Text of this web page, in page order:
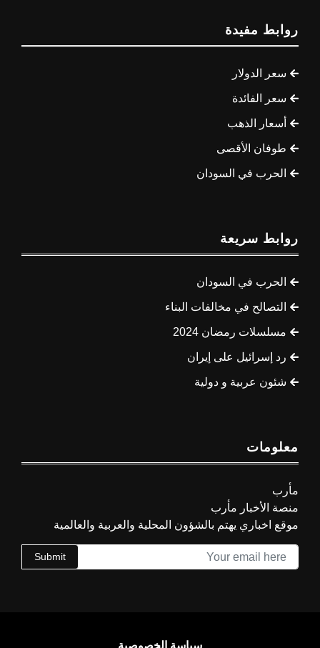
روابط مفيدة
سعر الدولار
سعر الفائدة
أسعار الذهب
طوفان الأقصى
الحرب في السودان
روابط سريعة
الحرب في السودان
التصالح في مخالفات البناء
مسلسلات رمضان 2024
رد إسرائيل على إيران
شئون عربية و دولية
معلومات
مأرب
منصة الأخبار مأرب
موقع اخباري يهتم بالشؤون المحلية والعربية والعالمية
Submit